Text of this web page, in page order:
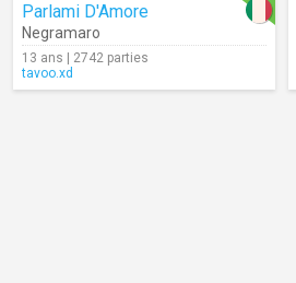
Parlami D'Amore
Negramaro
13 ans | 2742 parties
tavoo.xd